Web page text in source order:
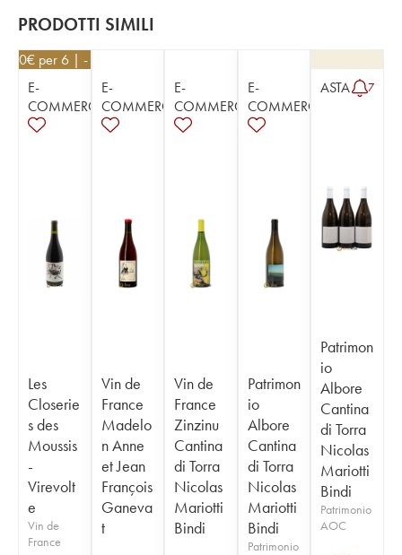
PRODOTTI SIMILI
€ per 6 | - 10%
E-
COMMERCE
Les
Closerie
s des
Moussis
-
Virevolt
e
Vin de
France
E-
COMMERCE
Vin de
France
Madelo
n Anne
et Jean
François
Ganeva
t
E-
COMMERCE
Vin de
France
Zinzinu
Cantina
di Torra
Nicolas
Mariotti
Bindi
E-
COMMERCE
Patrimon
io
Albore
Cantina
di Torra
Nicolas
Mariotti
Bindi
Patrimonio
ASTA 7
Patrimon
io
Albore
Cantina
di Torra
Nicolas
Mariotti
Bindi
Patrimonio
AOC